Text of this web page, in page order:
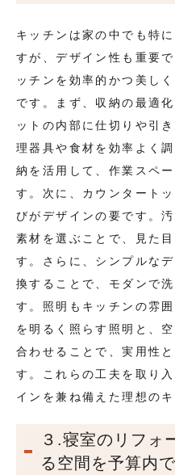
キッチンは家の中でも特
すが、デザイン性も重要
ッチンを効率的かつ美し
です。まず、収納の最適
ットの内部に仕切りや引
理器具や食材を効率よく
納を活用して、作業スペ
す。次に、カウンタート
びがデザインの要です。
素材を選ぶことで、見た
す。さらに、シンプルな
換することで、モダンで
す。照明もキッチンの雰
を明るく照らす照明と、
合わせることで、実用性
す。これらの工夫を取り
インを兼ね備えた理想の
３.寝室のリフォ
る空間を予算内